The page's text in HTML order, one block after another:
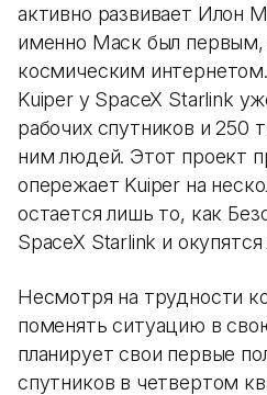
активно развивает Илон
именно Маск был первым,
космическим
Kuiper у SpaceX Starlink
рабочих спутников и 250
ним людей. Этот проект
опережает Kuiper на
остается лишь то, как
SpaceX Starlink и
Несмотря на трудности
поменять ситуацию в
планирует свои первые
спутников в четвертом